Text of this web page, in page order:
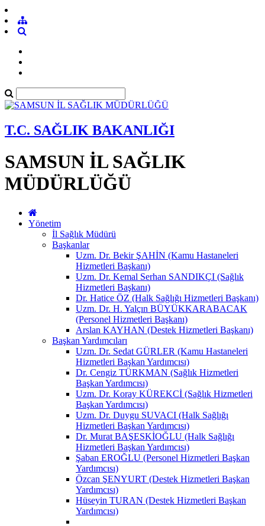
T.C. SAĞLIK BAKANLIĞI
SAMSUN İL SAĞLIK
MÜDÜRLÜĞÜ
Yönetim
İl Sağlık Müdürü
Başkanlar
Uzm. Dr. Bekir ŞAHİN (Kamu Hastaneleri
Hizmetleri Başkanı)
Uzm. Dr. Kemal Serhan SANDIKÇI (Sağlık
Hizmetleri Başkanı)
Dr. Hatice ÖZ (Halk Sağlığı Hizmetleri Başkanı)
Uzm. Dr. H. Yalçın BÜYÜKKARABACAK
(Personel Hizmetleri Başkanı)
Arslan KAYHAN (Destek Hizmetleri Başkanı)
Başkan Yardımcıları
Uzm. Dr. Sedat GÜRLER (Kamu Hastaneleri
Hizmetleri Başkan Yardımcısı)
Dr. Cengiz TÜRKMAN (Sağlık Hizmetleri
Başkan Yardımcısı)
Uzm. Dr. Koray KÜREKCİ (Sağlık Hizmetleri
Başkan Yardımcısı)
Uzm. Dr. Duygu SUVACI (Halk Sağlığı
Hizmetleri Başkan Yardımcısı)
Dr. Murat BAŞESKİOĞLU (Halk Sağlığı
Hizmetleri Başkan Yardımcısı)
Şaban EROĞLU (Personel Hizmetleri Başkan
Yardımcısı)
Özcan ŞENYURT (Destek Hizmetleri Başkan
Yardımcısı)
Hüseyin TURAN (Destek Hizmetleri Başkan
Yardımcısı)